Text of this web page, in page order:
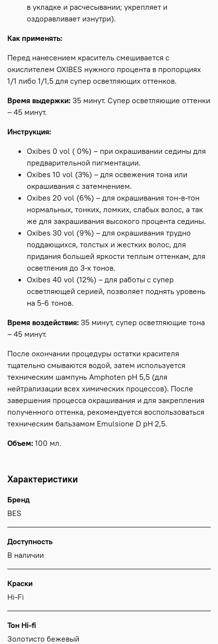
в укладке и расчесывании; укрепляет и
оздоравливает изнутри).
Как применять:
Перед нанесением краситель смешивается с
окислителем OXIBES нужного процента в пропорциях
1/1 либо 1/1,5 для супер осветляющих оттенков.
Время выдержки: 35 минут. Супер осветляющие оттенки
– 45 минут.
Инструкция:
Oxibes 0 vol ( 0%) – при окрашивании седины для
предварительной пигментации.
Oxibes 10 vol (3%) – для освежения тона или
окрашивания с затемнением.
Oxibes 20 vol (6%) – для окрашивания тон-в-тон
нормальных, тонких, ломких, слабых волос, а так
же для закрашивания высокого процента седины.
Oxibes 30 vol (9%) – для окрашивания трудно
поддающихся, толстых и жестких волос, для
придания большей яркости теплым оттенкам, для
осветления до 3-х тонов.
Oxibes 40 vol (12%) – для работы с супер
осветляющей серией, позволяет поднять уровень
на 5-6 тонов.
Время воздействия: 35 минут, супер осветляющие тона
– 45 минут.
После окончании процедуры остатки красителя
тщательно смываются водой, затем используется
техническим шампунь Amphoten рН 5,5 (для
нейтрализации всех химических процессов). После
завершения процесса окрашивания и для закрепления
полученного оттенка, рекомендуется воспользоваться
техническим бальзамом Emulsione D рН 2,5.
Объем: 100 мл.
Характеристики
Бренд
BES
Доступность
В наличии
Краски
Hi-Fi
Тон Hi-fi
Золотисто бежевый